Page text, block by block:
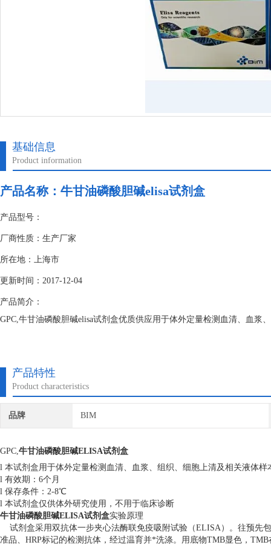
基础信息
Product information
产品名称： 牛甘油磷酸胆碱elisa试剂盒
产品型号：
厂商性质：生产厂家
所在地：上海市
更新时间：2017-12-04
产品简介：
GPC,牛甘油磷酸胆碱elisa试剂盒优质供应用于体外定量检测血清、血
产品特性
Product characteristics
品牌 BIM
GPC,牛甘油磷酸胆碱ELISA试剂盒
l 本试剂盒用于体外定量检测血清、血浆、组织、细胞上清及相关液体样
l 有效期：6个月
l 保存条件：2-8℃
l 本试剂盒仅供体外研究使用，不用于临床诊断
牛甘油磷酸胆碱ELISA试剂盒实验原理
试剂盒采用双抗体一步夹心法酶联免疫吸附试验（ELISA）。往预先
准品、HRP标记的检测抗体，经过温育并*洗涤。用底物TMB显色，